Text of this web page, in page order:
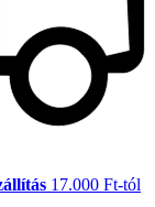
17.000 Ft-tól